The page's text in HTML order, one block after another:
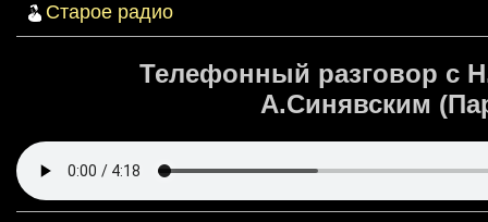
Старое радио
Телефонный разговор с
А.Синявским